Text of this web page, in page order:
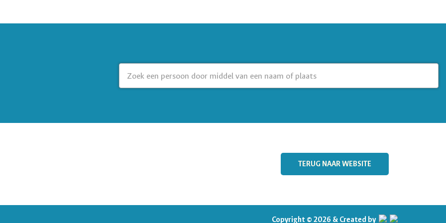
TERUG NAAR WEBSITE
Copyright © 2026 & Created by